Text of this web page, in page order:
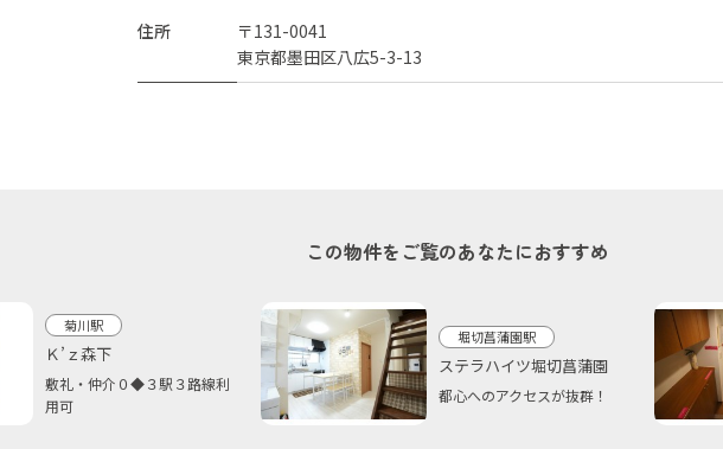
住所
〒131-0041
東京都墨田区八広5-3-13
この物件をご覧のあなたにおすすめ
菊川駅
Ｋ’ｚ森下
敷礼・仲介０◆３駅３路線利
用可
堀切菖蒲園駅
ステラハイツ堀切菖蒲園
都心へのアクセスが抜群！